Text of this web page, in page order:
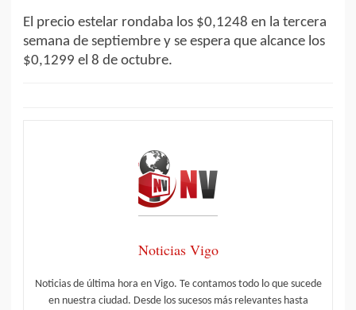
El precio estelar rondaba los $0,1248 en la tercera
semana de septiembre y se espera que alcance los
$0,1299 el 8 de octubre.
Noticias Vigo
Noticias de última hora en Vigo. Te contamos todo lo que sucede
en nuestra ciudad. Desde los sucesos más relevantes hasta